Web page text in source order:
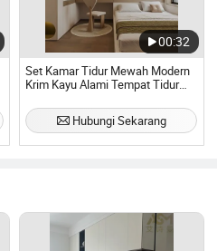
00:32
Set Kamar Tidur Mewah Modern
Krim Kayu Alami Tempat Tidur
Kustom Penyimpanan Suite
Utama Lemari Rumah
Hubungi Sekarang